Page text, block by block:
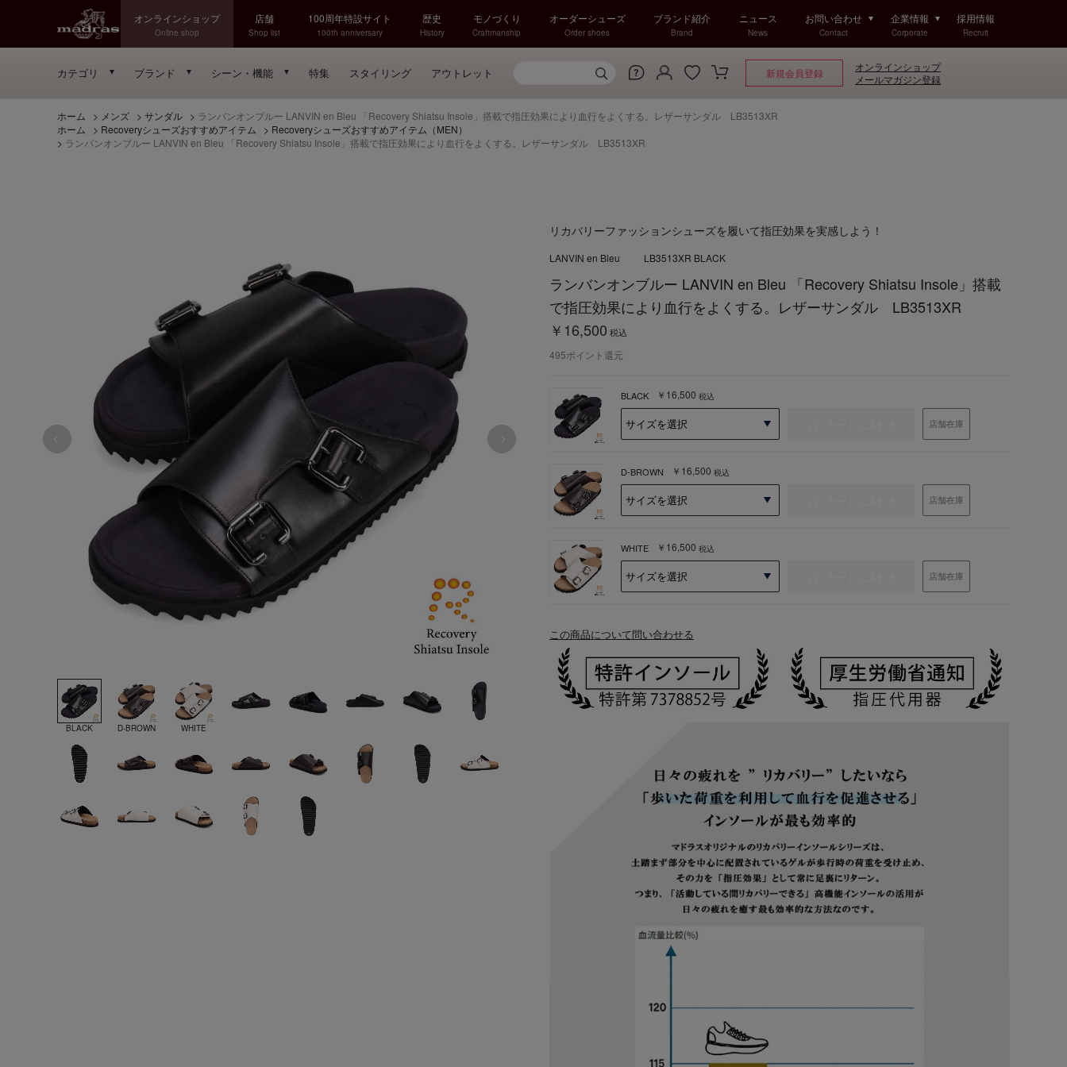
オンラインショップ
Online shop
店舗
Shop list
100周年特設サイト
100th anniversary
歴史
History
モノづくり
Craftmanship
オーダーシューズ
Order shoes
ブランド紹介
Brand
ニュース
News
お問い合わせ
Contact
企業情報
Corporate
採用情報
Recruit
カテゴリ ブランド シーン・機能 特集 スタイリング アウトレット 新規会員登録
オンラインショップ
メールマガジン登録
ホーム > メンズ > サンダル > ランバンオンブルー LANVIN en Bleu 「Recovery Shiatsu Insole」搭載で指圧効果により血行をよくする。レザーサンダル LB3513XR
ホーム
> Recoveryシューズおすすめアイテム > Recoveryシューズおすすめアイテム（MEN）
> ランバンオンブルー LANVIN en Bleu 「Recovery Shiatsu Insole」搭載で指圧効果により血行をよくする。レザーサンダル LB3513XR
BLACK D-BROWN WHITE
リカバリーファッションシューズを履いて指圧効果を実感しよう！
ランバンオンブルー LANVIN en Bleu 「Recovery Shiatsu Insole」搭載
で指圧効果により血行をよくする。レザーサンダル LB3513XR
￥16,500 税込
BLACK ￥16,500 税込
店舗在庫
D-BROWN ￥16,500 税込
店舗在庫
WHITE ￥16,500 税込
店舗在庫
LANVIN en Bleu LB3513XR BLACK
495ポイント還元
この商品について問い合わせる